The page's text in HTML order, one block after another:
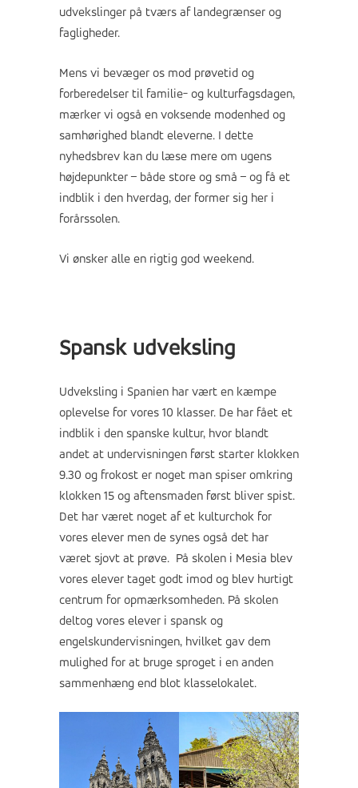
udvekslinger på tværs af landegrænser og
fagligheder.
Mens vi bevæger os mod prøvetid og
forberedelser til familie- og kulturfagsdagen,
mærker vi også en voksende modenhed og
samhørighed blandt eleverne. I dette
nyhedsbrev kan du læse mere om ugens
højdepunkter – både store og små – og få et
indblik i den hverdag, der former sig her i
forårssolen.
Vi ønsker alle en rigtig god weekend.
Spansk udveksling
Udveksling i Spanien har vært en kæmpe
oplevelse for vores 10 klasser. De har fået et
indblik i den spanske kultur, hvor blandt
andet at undervisningen først starter klokken
9.30 og frokost er noget man spiser omkring
klokken 15 og aftensmaden først bliver spist.
Det har været noget af et kulturchok for
vores elever men de synes også det har
været sjovt at prøve. På skolen i Mesia blev
vores elever taget godt imod og blev hurtigt
centrum for opmærksomheden. På skolen
deltog vores elever i spansk og
engelskundervisningen, hvilket gav dem
mulighed for at bruge sproget i en anden
sammenhæng end blot klasselokalet.